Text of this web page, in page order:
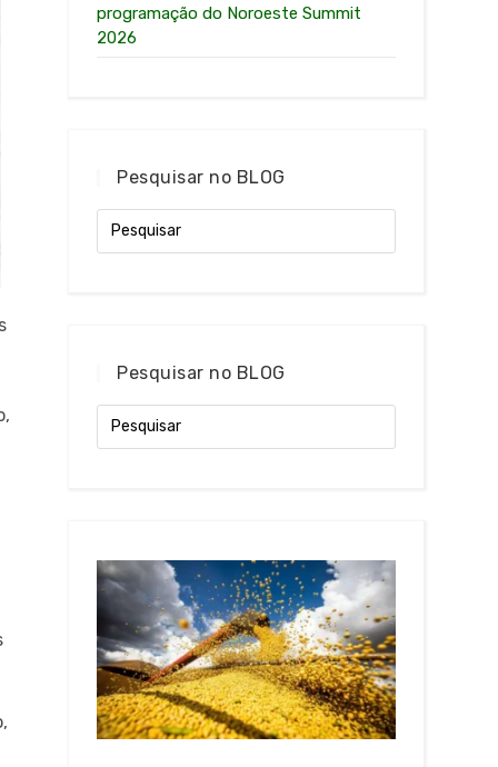
programação do Noroeste Summit
2026
Pesquisar no BLOG
Pesquisar no BLOG